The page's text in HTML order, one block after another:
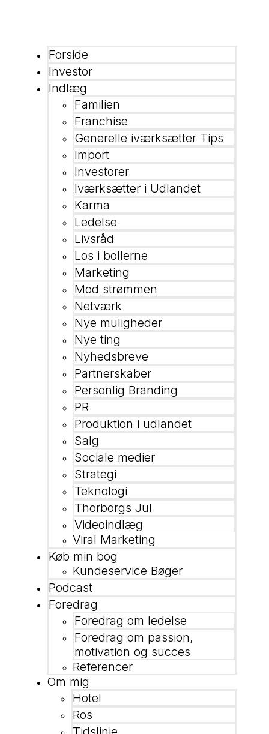
Forside
Investor
Indlæg
Familien
Franchise
Generelle iværksætter Tips
Import
Investorer
Iværksætter i Udlandet
Karma
Ledelse
Livsråd
Los i bollerne
Marketing
Mod strømmen
Netværk
Nye muligheder
Nye ting
Nyhedsbreve
Partnerskaber
Personlig Branding
PR
Produktion i udlandet
Salg
Sociale medier
Strategi
Teknologi
Thorborgs Jul
Videoindlæg
Viral Marketing
Køb min bog
Kundeservice Bøger
Podcast
Foredrag
Foredrag om ledelse
Foredrag om passion,
motivation og succes
Referencer
Om mig
Hotel
Ros